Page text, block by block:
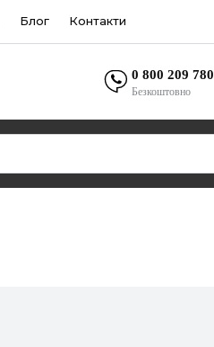
Блог Контакти
0 800 209 780
Безкоштовно